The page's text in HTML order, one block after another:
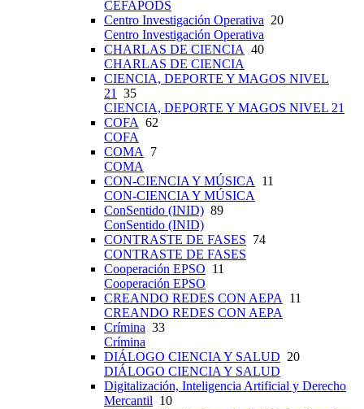
CEFAPODS
Centro Investigación Operativa 20
Centro Investigación Operativa
CHARLAS DE CIENCIA 40
CHARLAS DE CIENCIA
CIENCIA, DEPORTE Y MAGOS NIVEL
21
35
CIENCIA, DEPORTE Y MAGOS NIVEL 21
COFA 62
COFA
COMA
7
COMA
CON-CIENCIA Y MÚSICA
11
CON-CIENCIA Y MÚSICA
ConSentido (INID) 89
ConSentido (INID)
CONTRASTE DE FASES 74
CONTRASTE DE FASES
Cooperación EPSO 11
Cooperación EPSO
CREANDO REDES CON AEPA
11
CREANDO REDES CON AEPA
Crímina 33
Crímina
DIÁLOGO CIENCIA Y SALUD 20
DIÁLOGO CIENCIA Y SALUD
Digitalización, Inteligencia Artificial y Derecho
Mercantil 10